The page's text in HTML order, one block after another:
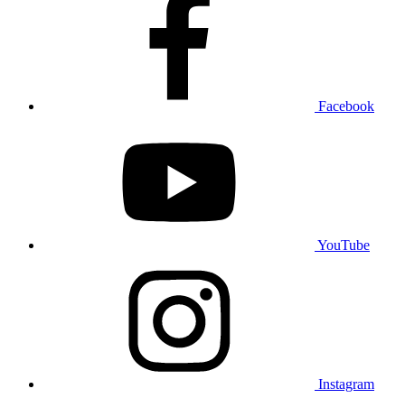
Facebook
YouTube
Instagram